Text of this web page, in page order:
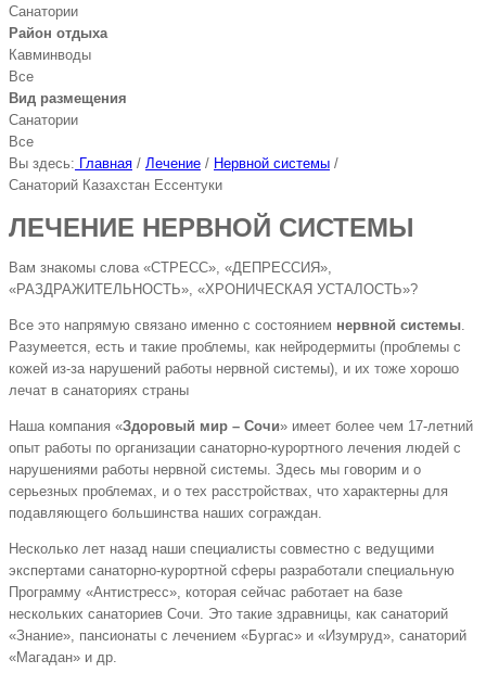
Санатории
Район отдыха
Кавминводы
Все
Вид размещения
Санатории
Все
Вы здесь: Главная / Лечение / Нервной системы /
Санаторий Казахстан Ессентуки
ЛЕЧЕНИЕ НЕРВНОЙ СИСТЕМЫ
Вам знакомы слова «СТРЕСС», «ДЕПРЕССИЯ»,
«РАЗДРАЖИТЕЛЬНОСТЬ», «ХРОНИЧЕСКАЯ УСТАЛОСТЬ»?
Все это напрямую связано именно с состоянием нервной системы.
Разумеется, есть и такие проблемы, как нейродермиты (проблемы с
кожей из-за нарушений работы нервной системы), и их тоже хорошо
лечат в санаториях страны
Наша компания «Здоровый мир – Сочи» имеет более чем 17-летний
опыт работы по организации санаторно-курортного лечения людей с
нарушениями работы нервной системы. Здесь мы говорим и о
серьезных проблемах, и о тех расстройствах, что характерны для
подавляющего большинства наших сограждан.
Несколько лет назад наши специалисты совместно с ведущими
экспертами санаторно-курортной сферы разработали специальную
Программу «Антистресс», которая сейчас работает на базе
нескольких санаториев Сочи. Это такие здравницы, как санаторий
«Знание», пансионаты с лечением «Бургас» и «Изумруд», санаторий
«Магадан» и др.